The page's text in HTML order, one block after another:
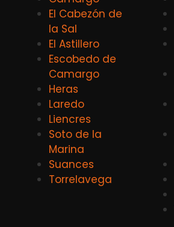
El Cabezón de
la Sal
El Astillero
Escobedo de
Camargo
Heras
Laredo
Liencres
Soto de la
Marina
Suances
Torrelavega